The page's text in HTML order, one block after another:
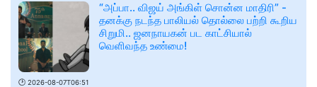
🕑 2026-08-07T06:51
“அப்பா.. விஜய் அங்கிள் சொன்ன மாதிரி” -
தனக்கு நடந்த பாலியல் தொல்லை பற்றி கூறிய
சிறுமி.. ஜனநாயகன் பட காட்சியால்
வெளிவந்த உண்மை!